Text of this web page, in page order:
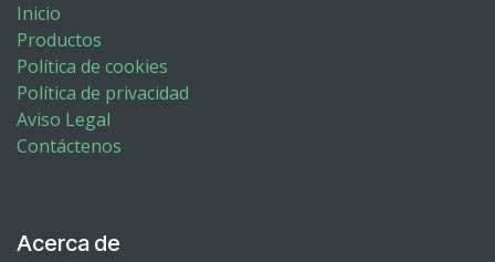
Inicio
Productos
Política de cookies
Política de privacidad
Aviso Legal
Contáctenos
Acerca de